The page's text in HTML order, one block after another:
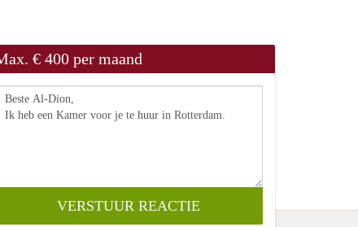
€ 400 per maand